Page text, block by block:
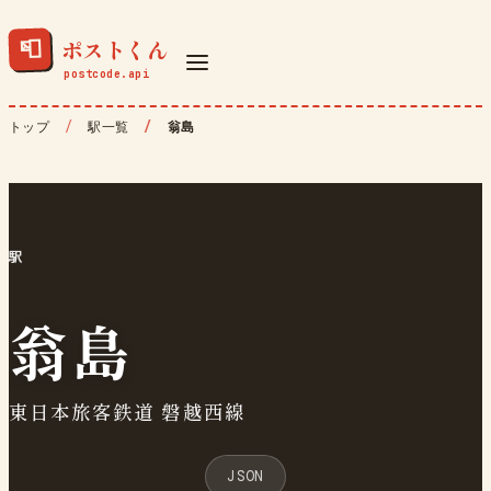
📮 ポストくん
トップ 駅一覧 翁島
駅
翁島
東日本旅客鉄道 磐越西線
JSON